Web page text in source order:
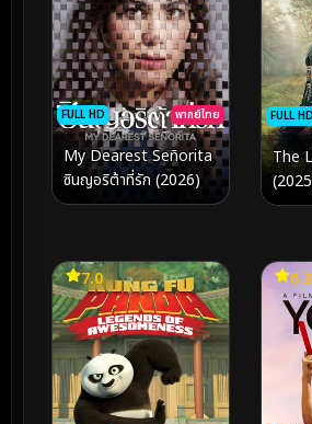
FULL HD พากย์ไทย
My Dearest Señorita
ซินญอริต้าที่รัก (2026)
FULL HD
The
7.0 6.3